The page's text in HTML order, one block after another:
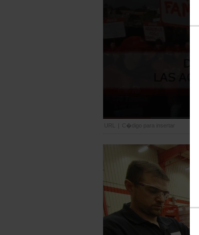
URL C�digo para insertar